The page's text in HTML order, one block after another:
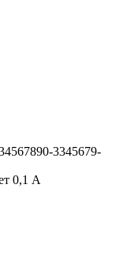
3345679-
0,1 A